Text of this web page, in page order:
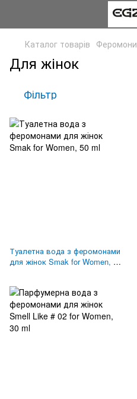
Каталог товарів Феромони
Для жінок
Фільтр
Туалетна вода з феромонами
для жінок Smak for Women, 50